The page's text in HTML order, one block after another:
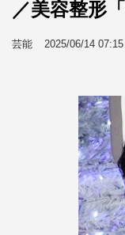
／美容整形
芸能 2025/06/14 07:15